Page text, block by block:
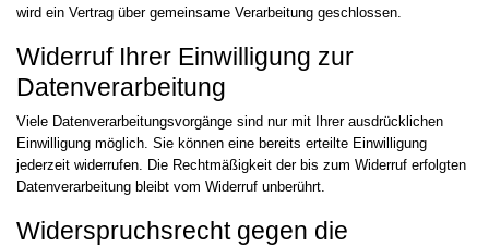
wird ein Vertrag über gemeinsame Verarbeitung geschlossen.
Widerruf Ihrer Einwilligung zur
Datenverarbeitung
Viele Datenverarbeitungsvorgänge sind nur mit Ihrer ausdrücklichen
Einwilligung möglich. Sie können eine bereits erteilte Einwilligung
jederzeit widerrufen. Die Rechtmäßigkeit der bis zum Widerruf erfolgten
Datenverarbeitung bleibt vom Widerruf unberührt.
Widerspruchsrecht gegen die